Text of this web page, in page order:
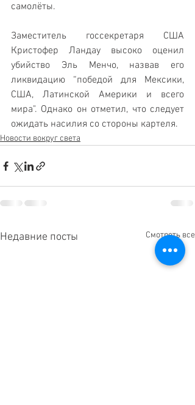
самолёты.
Заместитель госсекретаря США
Кристофер Ландау высоко оценил
убийство Эль Менчо, назвав его
ликвидацию “победой для Мексики,
США, Латинской Америки и всего
мира". Однако он отметил, что следует
ожидать насилия со стороны картеля.
Новости вокруг света
Недавние посты Смотреть все